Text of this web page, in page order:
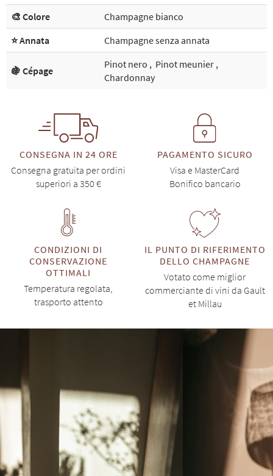
🎨 Colore
Champagne bianco
⭐ Annata
Champagne senza annata
🍇 Cépage
Pinot nero , Pinot meunier ,
Chardonnay
CONSEGNA IN 24 ORE
Consegna gratuita per ordini
superiori a 350 €
PAGAMENTO SICURO
Visa e MasterCard
Bonifico bancario
CONDIZIONI DI
CONSERVAZIONE
OTTIMALI
Temperatura regolata,
trasporto attento
IL PUNTO DI RIFERIMENTO
DELLO CHAMPAGNE
Votato come miglior
commerciante di vini da Gault
et Millau